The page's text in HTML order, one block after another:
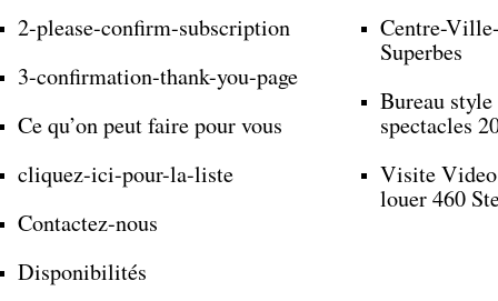
2-please-confirm-subscription
3-confirmation-thank-you-page
Ce qu’on peut faire pour vous
cliquez-ici-pour-la-liste
Contactez-nous
Disponibilités
Centre-
Superbes
Bureau
spectacles
Visite
louer 460